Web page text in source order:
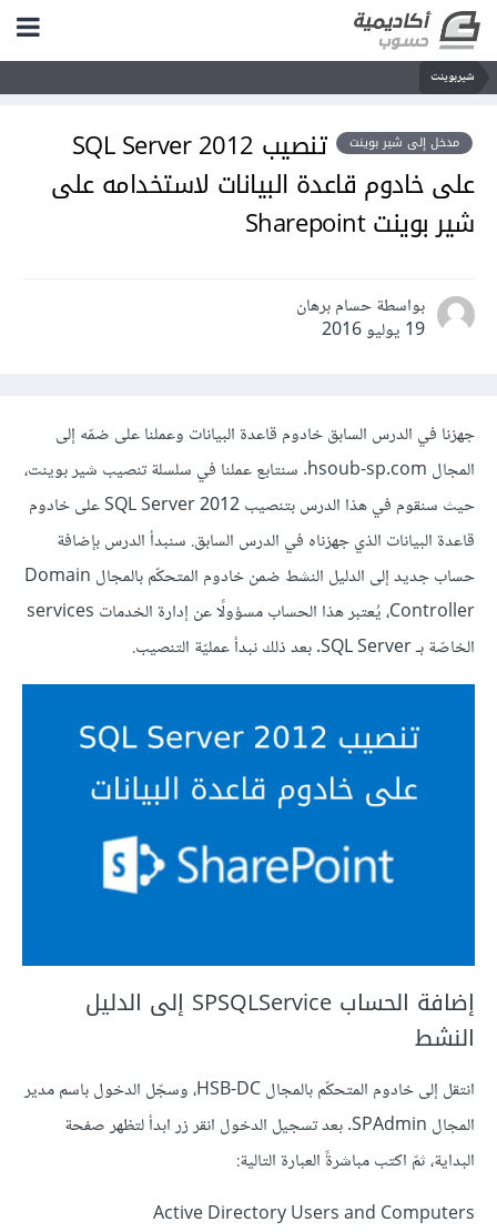
شيربوينت
مدخل إلى شير بوينت
تنصيب SQL Server 2012
على خادوم قاعدة البيانات لاستخدامه على
شير بوينت Sharepoint
بواسطة حسام برهان
19 يوليو 2016
جهزنا في الدرس السابق خادوم قاعدة البيانات وعملنا على ضمّه إلى
المجال hsoub-sp.com. سنتابع عملنا في سلسلة تنصيب شير بوينت،
حيث سنقوم في هذا الدرس بتنصيب SQL Server 2012 على خادوم
قاعدة البيانات الذي جهزناه في الدرس السابق. سنبدأ الدرس بإضافة
حساب جديد إلى الدليل النشط ضمن خادوم المتحكّم بالمجال Domain
Controller، يُعتبر هذا الحساب مسؤولًا عن إدارة الخدمات services
الخاصّة بـ SQL Server. بعد ذلك نبدأ عمليّة التنصيب.
إضافة الحساب SPSQLService إلى الدليل
النشط
انتقل إلى خادوم المتحكّم بالمجال HSB-DC، وسجّل الدخول باسم مدير
المجال SPAdmin. بعد تسجيل الدخول انقر زر ابدأ لتظهر صفحة
البداية، ثمّ اكتب مباشرةً العبارة التالية:
Active Directory Users and Computers